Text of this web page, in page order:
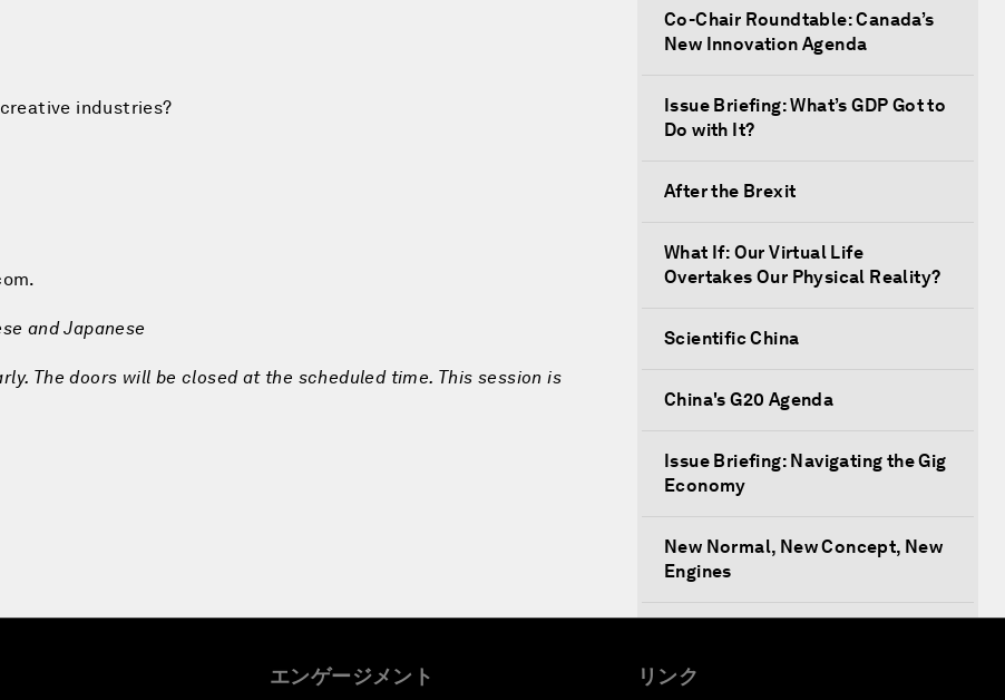
industries?
and Japanese
The doors will be closed at the scheduled time. This session is
Co-Chair Roundtable: Canada’s
New Innovation Agenda
Issue Briefing: What’s GDP Got to
Do with It?
After the Brexit
What If: Our Virtual Life
Overtakes Our Physical Reality?
Scientific China
China's G20 Agenda
Issue Briefing: Navigating the Gig
Economy
New Normal, New Concept, New
Engines
エンゲージメント リンク